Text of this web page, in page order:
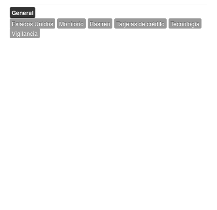
General
Estados Unidos Monitorio Rastreo Tarjetas de crédito
Tecnología
Vigilancia